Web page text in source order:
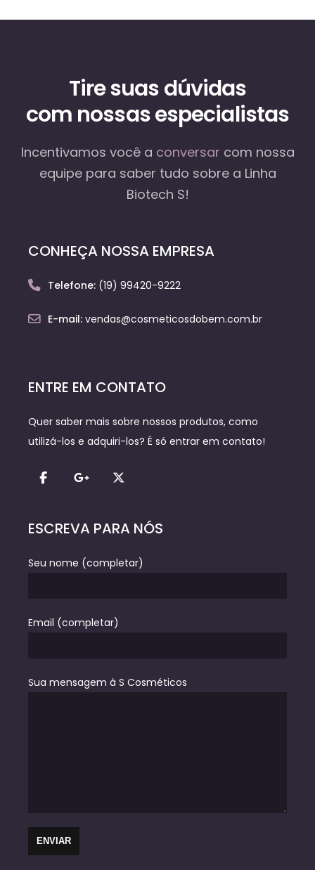
Tire suas dúvidas
com nossas especialistas
Incentivamos você a conversar com nossa
equipepara saber tudo sobre a Linha
Biotech S!
CONHEÇA NOSSA EMPRESA
Telefone: (19) 99420-9222
E-mail: vendas@cosmeticosdobem.com.br
ENTRE EM CONTATO
Quer saber mais sobre nossos produtos, como
utilizá-los e adquiri-los? É só entrar em contato!
ESCREVA PARA NÓS
Seu nome (completar)
Email (completar)
Sua mensagem à S Cosméticos